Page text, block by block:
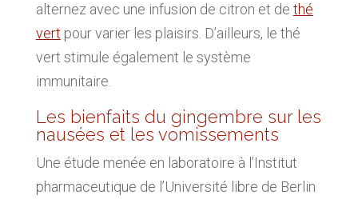
alternez avec une infusion de citron et de thé
vert pour varier les plaisirs. D’ailleurs, le thé
vert stimule également le système
immunitaire.
Les bienfaits du gingembre sur les
nausées et les vomissements
Une étude menée en laboratoire à l’Institut
pharmaceutique de l’Université libre de Berlin